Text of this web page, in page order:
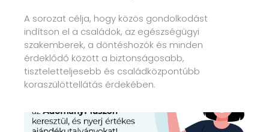
A sorozat célja, hogy közös gondolkodást
indítson el a családok, az egészségügyi
szakemberek, a döntéshozók és minden
érdeklődő között a biztonságosabb,
tiszteletteljesebb és családközpontúbb
koraszülöttellátás érdekében.